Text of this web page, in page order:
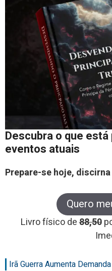
Descubra o que
eventos atuais
Prepare-se hoje,
Quero
Livro físico de88,50
Irã Guerra Aumenta